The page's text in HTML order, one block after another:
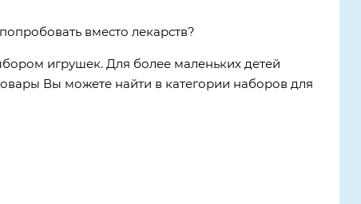
вместо лекарств?
игрушек. Для более маленьких детей
Вы можете найти в категории наборов для